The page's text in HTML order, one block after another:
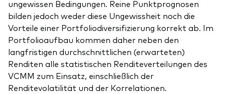
ungewissen Bedingungen. Reine Punktprognosen
bilden jedoch weder diese Ungewissheit noch die
Vorteile einer Portfoliodiversifizierung korrekt ab. Im
Portfolioaufbau kommen daher neben den
langfristigen durchschnittlichen (erwarteten)
Renditen alle statistischen Renditeverteilungen des
VCMM zum Einsatz, einschließlich der
Renditevolatilität und der Korrelationen.